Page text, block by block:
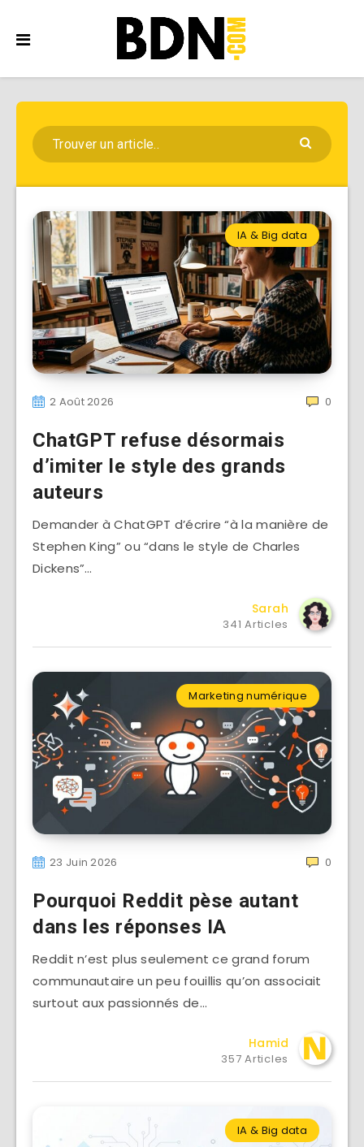
IA & Big data
2 Août 2026 0
ChatGPT refuse désormais
d’imiter le style des grands
auteurs
Demander à ChatGPT d’écrire “à la manière de
Stephen King” ou “dans le style de Charles
Dickens”…
Sarah
341 Articles
Marketing numérique
23 Juin 2026 0
Pourquoi Reddit pèse autant
dans les réponses IA
Reddit n’est plus seulement ce grand forum
communautaire un peu fouillis qu’on associait
surtout aux passionnés de…
Hamid
357 Articles
IA & Big data